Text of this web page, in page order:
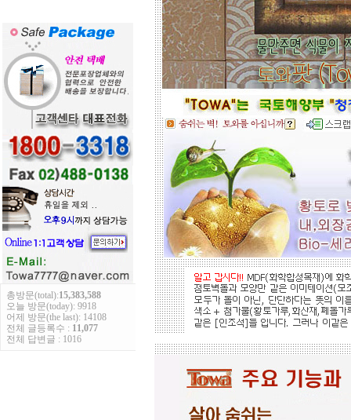
총방문(total):15,383,588
오늘 방문(today): 9918
어제 방문(the last): 14108
전체 글등록수 :11,077
전체 답변글 : 1016
리어자재로 값싼 인테리어가 되는 노
하우를 제시해 드립니다.
황토타일의 제습기능으로 끈적한 여
름은 시원하게.. 겨울은 가습기능과 원
적외선 방사로 따뜻하게..
도자부조로 조각된 최고의 작품을 인
테리어 마감자재로 활용하여 집안품
격을 업그레이드해 보세요.